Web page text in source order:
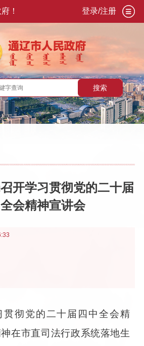
！ 登录/注册
搜索
专题专栏>学习贯彻党的二十
开学习贯彻党的二十届
会精神宣讲会
贯彻党的二十届四中全会精
在市直司法行政系统落地生